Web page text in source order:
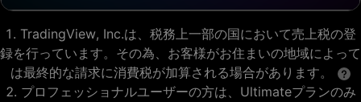
TradingView, Inc.は、税務上一部の国において売上税の登
録を行っています。その為、お客様がお住まいの地域によって
は最終的な請求に消費税が加算される場合があります。
プロフェッショナルユーザーの方は、Ultimateプランのみ